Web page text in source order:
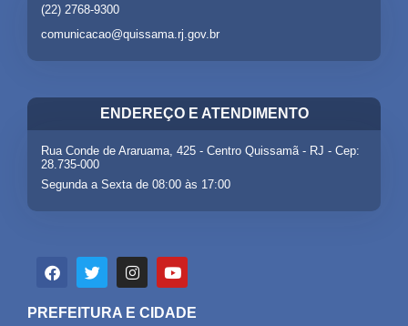
(22) 2768-9300
comunicacao@quissama.rj.gov.br
ENDEREÇO E ATENDIMENTO
Rua Conde de Araruama, 425 - Centro Quissamã - RJ - Cep:
28.735-000
Segunda a Sexta de 08:00 às 17:00
PREFEITURA E CIDADE